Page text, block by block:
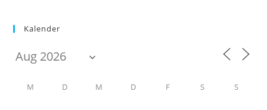
Kalender
M D M D F S S